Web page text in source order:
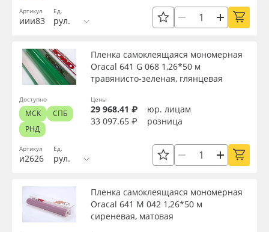
Артикул
иии83
Ед.
рул.
Артикул
и2626
Пленка самоклеящаяся мономерная
Oracal 641 G 068 1,26*50 м
травянисто-зеленая, глянцевая
Ед.
рул.
Цены
29 968.41 ₽
юр. лицам
33 097.65 ₽
розница
Доступно
МСК
СПБ
РНД
Пленка самоклеящаяся мономерная
Oracal 641 M 042 1,26*50 м
сиреневая, матовая